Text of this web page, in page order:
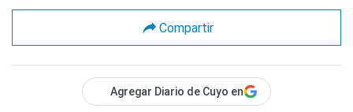
Compartir
Agregar Diario de Cuyo en